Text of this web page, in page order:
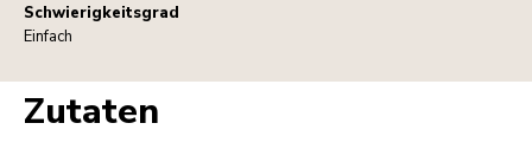
Schwierigkeitsgrad
Einfach
Zutaten